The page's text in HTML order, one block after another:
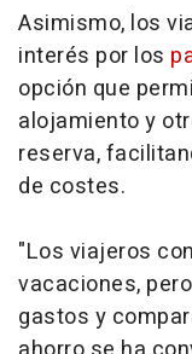
Asimismo, los
interés por los
opción que
alojamiento y
reserva,
de costes.
"Los viajeros
vacaciones,
gastos y